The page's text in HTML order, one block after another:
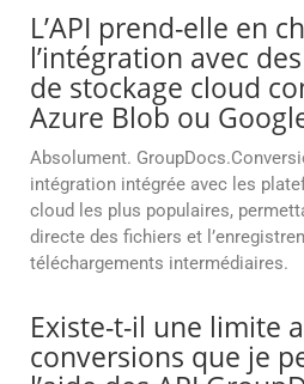
L’API prend-elle en
l’intégration avec
de stockage cloud
Azure Blob ou
Absolument.
intégration intégrée avec les
cloud les plus populaires,
directe des fichiers et
téléchargements intermédiaires.
Existe-t-il une limite
conversions que je